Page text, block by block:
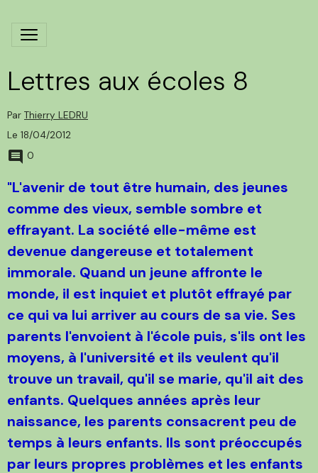
Lettres aux écoles 8
Par Thierry LEDRU
Le 18/04/2012
0
"L'avenir de tout être humain, des jeunes
comme des vieux, semble sombre et
effrayant. La société elle-même est
devenue dangereuse et totalement
immorale. Quand un jeune affronte le
monde, il est inquiet et plutôt effrayé par
ce qui va lui arriver au cours de sa vie. Ses
parents l'envoient à l'école puis, s'ils ont les
moyens, à l'université et ils veulent qu'il
trouve un travail, qu'il se marie, qu'il ait des
enfants. Quelques années après leur
naissance, les parents consacrent peu de
temps à leurs enfants. Ils sont préoccupés
par leurs propres problèmes et les enfants